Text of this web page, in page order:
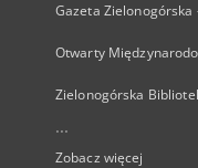
Gazeta Zielonogórska
Otwarty
Zielonogórska
...
Zobacz więcej